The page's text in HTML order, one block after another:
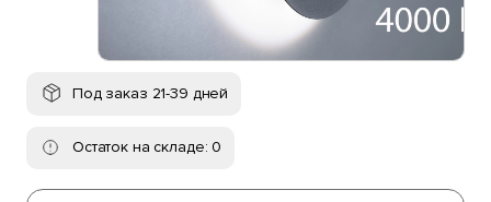
Под заказ 21-39 дней
Остаток на складе: 0